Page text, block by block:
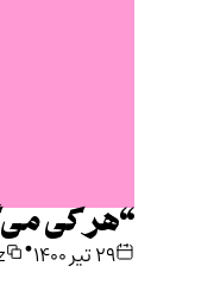
“هر کی
۲۹ تیر ۱۴۰۰ •